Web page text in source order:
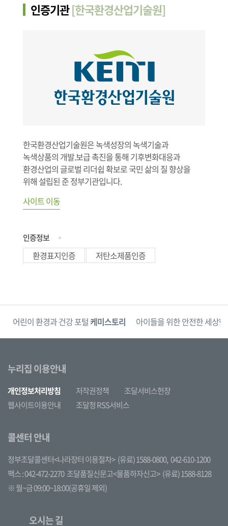
인증기관[한국환경산업기술원]
한국환경산업기술원은 녹색성장의 녹색기술과
녹색상품의 개발.보급 촉진을 통해 기후변화대응과
환경산업의 글로벌 리더쉽 확보로 국민 삶의 질 향상을
위해 설립된 준 정부기관입니다.
사이트 이동
인증정보
환경표지인증 저탄소제품인증
어린이 환경과 건강 포털케미스토리 아이들을 위한 안전한 세상
누리집 이용안내
개인정보처리방침 저작권정책
조달서비스헌장
웹사이트이용안내
조달청 RSS서비스
콜센터 안내
정부조달콜센터<나라장터 이용절차> (유료) 1588-0800, 042-610-1200
팩스 : 042-472-2270 조달품질신문고<물품하자신고> (유료) 1588-8128
※ 월~금 09:00~18:00(공휴일 제외)
오시는 길